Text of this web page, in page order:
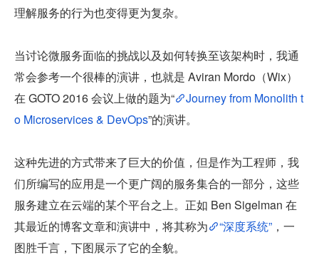
理解服务的行为也变得更为复杂。
当讨论微服务面临的挑战以及如何转换至该架构时，我通
常会参考一个很棒的演讲，也就是 Aviran Mordo（Wix）
在 GOTO 2016 会议上做的题为“
Journey from Monolith t
o Microservices & DevOps”的演讲。
这种先进的方式带来了巨大的价值，但是作为工程师，我
们所编写的应用是一个更广阔的服务集合的一部分，这些
服务建立在云端的某个平台之上。正如 Ben Sigelman 在
其最近的博客文章和演讲中，将其称为
“深度系统” ，一
图胜千言，下图展示了它的全貌。